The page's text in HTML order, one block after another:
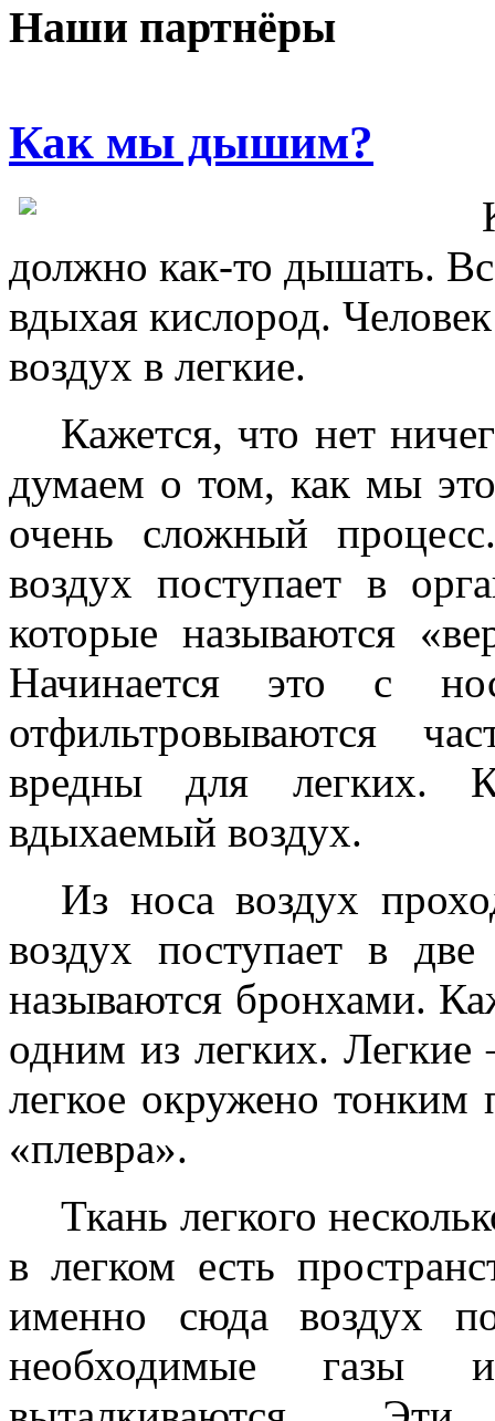
Наши партнёры
Как мы дышим?
должно как-то дышать.
вдыхая кислород.
воздух в легкие.
Кажется, что нет
думаем о том, как мы
очень сложный
воздух поступает в
которые называются
Начинается это с
отфильтровываются
вредны для легких.
вдыхаемый воздух.
Из носа воздух
воздух поступает в
называются бронхами.
одним из легких.
легкое окружено тонким
«плевра».
Ткань легкого
в легком есть
именно сюда воздух
необходимые газы